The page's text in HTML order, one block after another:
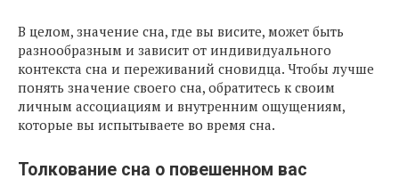
В целом, значение сна, где вы висите, может быть
разнообразным и зависит от индивидуального
контекста сна и переживаний сновидца. Чтобы лучше
понять значение своего сна, обратитесь к своим
личным ассоциациям и внутренним ощущениям,
которые вы испытываете во время сна.
Толкование сна о повешенном вас